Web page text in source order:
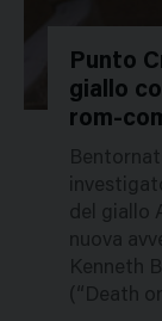
49656
Punto
giallo
rom-
del giallo
nuova
Kenneth
(“Death